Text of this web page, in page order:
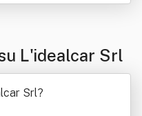
L'idealcar Srl
Srl?